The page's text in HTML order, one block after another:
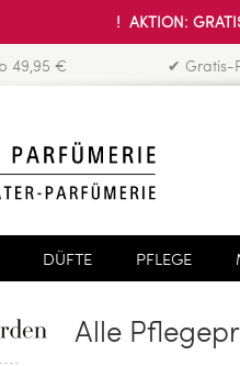
! AKTION:
49,95 € ✔ Gratis-
DÜFTE PFLEGE
Alle